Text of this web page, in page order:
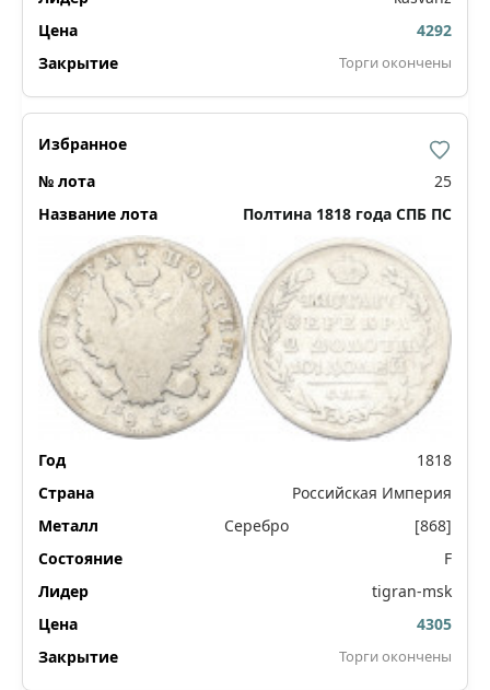
4292
Торги окончены
25
Полтина 1818 года СПБ ПС
1818
Российская Империя
Серебро
[868]
F
tigran-msk
4305
Торги окончены